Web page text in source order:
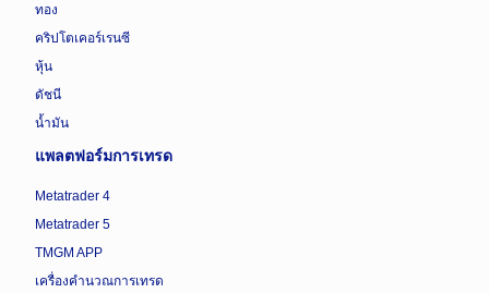
ทอง
คริปโตเคอร์เรนซี
หุ้น
ดัชนี
น้ำมัน
แพลตฟอร์มการเทรด
Metatrader 4
Metatrader 5
TMGM APP
เครื่องคำนวณการเทรด